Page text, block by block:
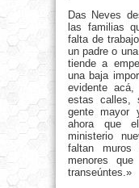
Das Neves
las familias
falta de
un padre o
tiende a
una baja
evidente
estas calles,
gente mayor
ahora que
ministerio
faltan
menores
transeúntes.»